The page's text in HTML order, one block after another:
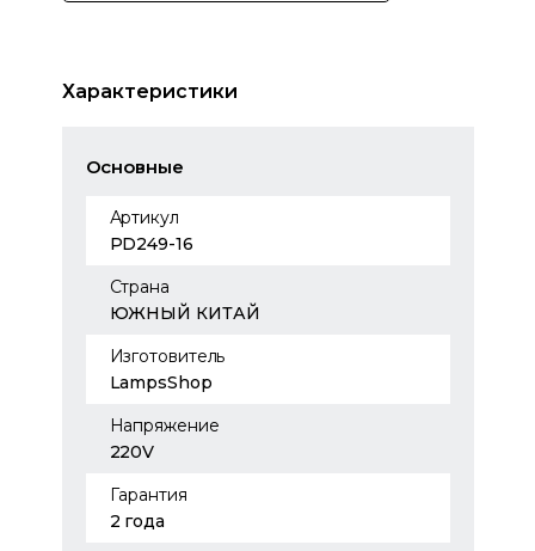
Характеристики
Основные
Артикул
PD249-16
Страна
ЮЖНЫЙ КИТАЙ
Изготовитель
LampsShop
Напряжение
220V
Гарантия
2 года